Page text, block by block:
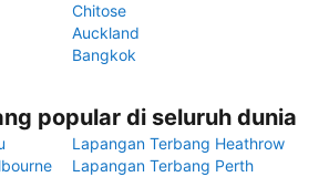
Chitose
Auckland
Bangkok
popular di seluruh dunia
Lapangan Terbang Heathrow
Lapangan Terbang Perth